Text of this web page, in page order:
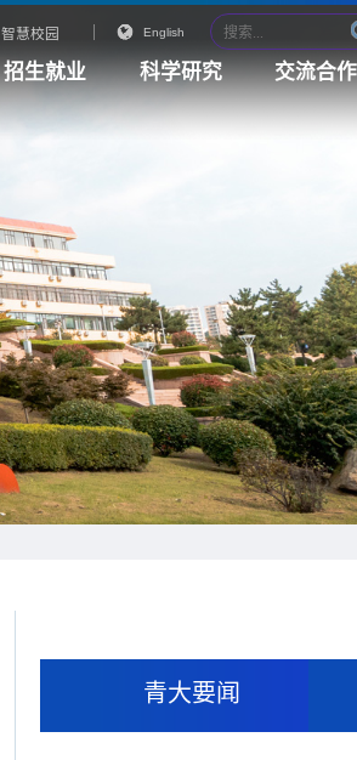
智慧校园 English
招生就业 科学研究 交流合作
青大要闻